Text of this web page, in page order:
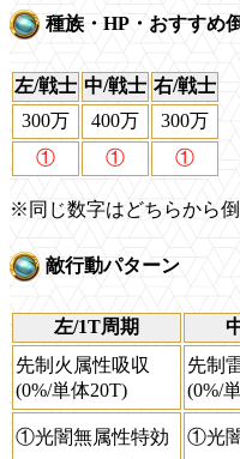
種族・HP・おすすめ
左/戦士 中/戦士 右/戦士
300万
400万
300万
①
① ①
※同じ数字はどちらから
敵行動パターン
左/1T周期
先制火属性吸収
(0%/単体20T)
先制
(0%/
①光闇無属性特効
①光